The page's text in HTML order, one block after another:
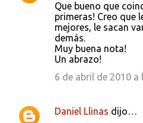
Que bueno que
primeras! Creo que
mejores, le sacan
demás.
Muy buena nota!
Un abrazo!
6 de abril de 2010 a
Daniel Llinas dijo…